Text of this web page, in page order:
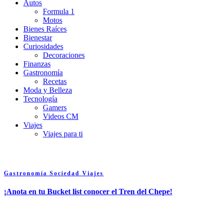
Autos
Formula 1
Motos
Bienes Raíces
Bienestar
Curiosidades
Decoraciones
Finanzas
Gastronomía
Recetas
Moda y Belleza
Tecnología
Gamers
Videos CM
Viajes
Viajes para ti
Gastronomía Sociedad Viajes
¡Anota en tu Bucket list conocer el Tren del Chepe!